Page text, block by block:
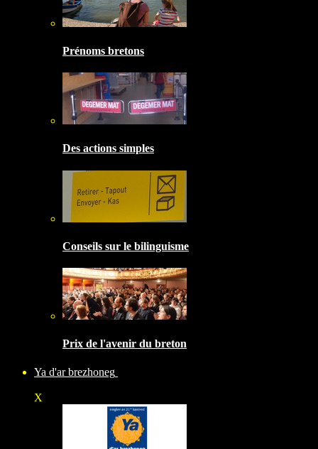
Prénoms bretons
Des actions simples
Conseils sur le bilinguisme
Prix de l'avenir du breton
Ya d'ar brezhoneg
X